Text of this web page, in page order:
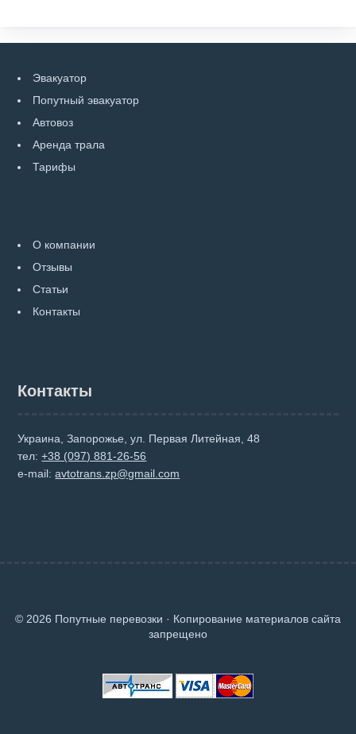
Эвакуатор
Попутный эвакуатор
Автовоз
Аренда трала
Тарифы
О компании
Отзывы
Статьи
Контакты
Контакты
Украина, Запорожье, ул. Первая Литейная, 48
тел:+38 (097) 881-26-56
e-mail:avtotrans.zp@gmail.com
© 2026 Попутные перевозки · Копирование материалов сайта
запрещено